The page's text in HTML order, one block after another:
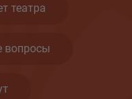
театра
вопросы